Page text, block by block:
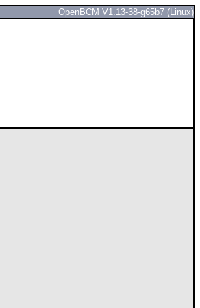
OpenBCM V1.13-38-g65b7 (Linux)